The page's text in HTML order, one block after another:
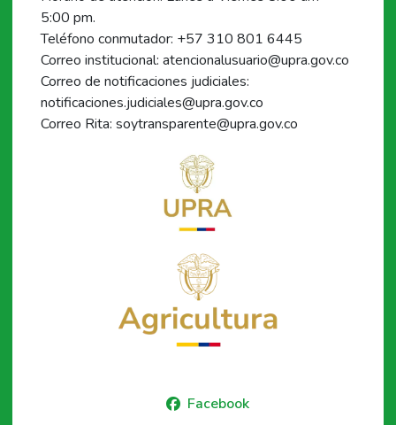
5:00 pm.
Teléfono conmutador: +57 310 801 6445
Correo institucional: atencionalusuario@upra.gov.co
Correo de notificaciones judiciales:
notificaciones.judiciales@upra.gov.co
Correo Rita: soytransparente@upra.gov.co
Facebook